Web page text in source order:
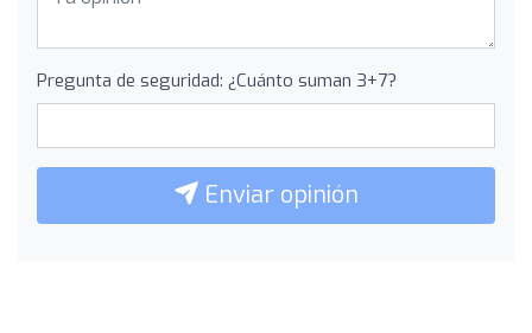
Pregunta de seguridad: ¿Cuánto suman 3+7?
Enviar opinión